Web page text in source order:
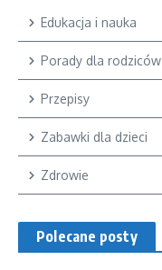
Edukacja i nauka
Porady dla rodziców
Przepisy
Zabawki dla dzieci
Zdrowie
Polecane posty